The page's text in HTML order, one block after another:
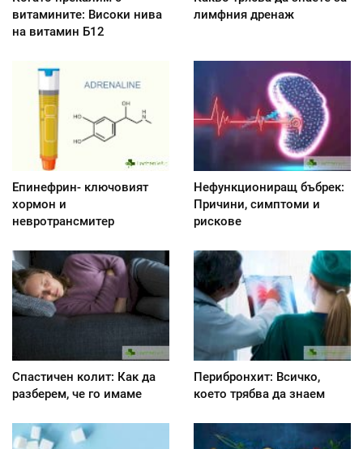
витамините: Високи нива
на витамин Б12
лимфния дренаж
Епинефрин- ключовият
хормон и
невротрансмитер
Нефункциониращ бъбрек:
Причини, симптоми и
рискове
Спастичен колит: Как да
разберем, че го имаме
Перибронхит: Всичко,
което трябва да знаем